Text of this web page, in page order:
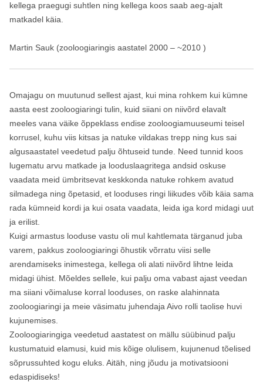
kellega praegugi suhtlen ning kellega koos saab aeg-ajalt
matkadel käia.
Martin Sauk (zooloogiaringis aastatel 2000 – ~2010 )
Omajagu on muutunud sellest ajast, kui mina rohkem kui kümne
aasta eest zooloogiaringi tulin, kuid siiani on niivõrd elavalt
meeles vana väike õppeklass endise zooloogiamuuseumi teisel
korrusel, kuhu viis kitsas ja natuke vildakas trepp ning kus sai
algusaastatel veedetud palju õhtuseid tunde. Need tunnid koos
lugematu arvu matkade ja looduslaagritega andsid oskuse
vaadata meid ümbritsevat keskkonda natuke rohkem avatud
silmadega ning õpetasid, et looduses ringi liikudes võib käia sama
rada kümneid kordi ja kui osata vaadata, leida iga kord midagi uut
ja erilist.
Kuigi armastus looduse vastu oli mul kahtlemata tärganud juba
varem, pakkus zooloogiaringi õhustik võrratu viisi selle
arendamiseks inimestega, kellega oli alati niivõrd lihtne leida
midagi ühist. Mõeldes sellele, kui palju oma vabast ajast veedan
ma siiani võimaluse korral looduses, on raske alahinnata
zooloogiaringi ja meie väsimatu juhendaja Aivo rolli taolise huvi
kujunemises.
Zooloogiaringiga veedetud aastatest on mällu süübinud palju
kustumatuid elamusi, kuid mis kõige olulisem, kujunenud tõelised
sõprussuhted kogu eluks. Aitäh, ning jõudu ja motivatsiooni
edaspidiseks!